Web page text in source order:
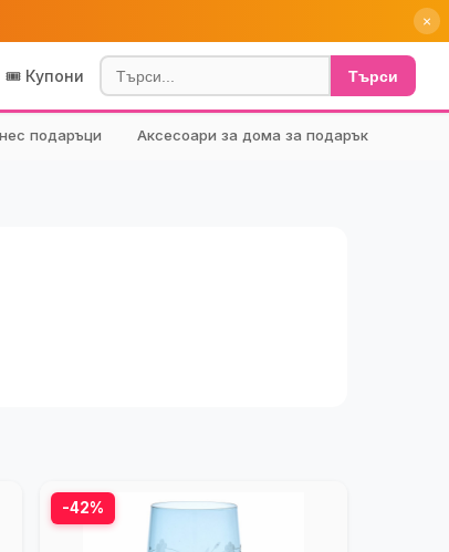
×
🎟️ Купони Търси
подаръци Аксесоари за дома за подарък
-42%